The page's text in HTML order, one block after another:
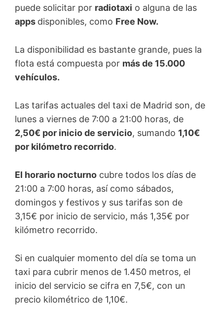
puede solicitar por radiotaxi o alguna de las
apps disponibles, como Free Now.
La disponibilidad es bastante grande, pues la
flota está compuesta por más de 15.000
vehículos.
Las tarifas actuales del taxi de Madrid son, de
lunes a viernes de 7:00 a 21:00 horas, de
2,50€ por inicio de servicio, sumando 1,10€
por kilómetro recorrido.
El horario nocturno cubre todos los días de
21:00 a 7:00 horas, así como sábados,
domingos y festivos y sus tarifas son de
3,15€ por inicio de servicio, más 1,35€ por
kilómetro recorrido.
Si en cualquier momento del día se toma un
taxi para cubrir menos de 1.450 metros, el
inicio del servicio se cifra en 7,5€, con un
precio kilométrico de 1,10€.